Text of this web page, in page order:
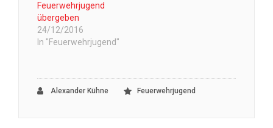
Feuerwehrjugend
übergeben
24/12/2016
In "Feuerwehrjugend"
Alexander Kühne Feuerwehrjugend